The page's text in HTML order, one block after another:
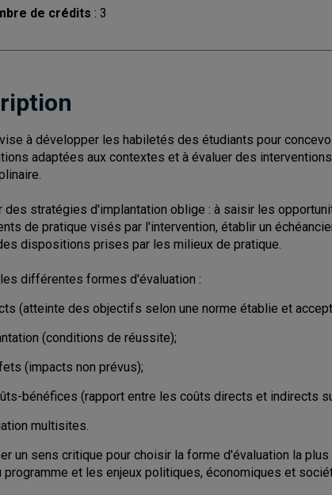
de crédits : 3
à développer les habiletés des étudiants pour
adaptées aux contextes et à évaluer des
des stratégies d'implantation oblige : à saisir les
de pratique visés par l'intervention, établir un
dispositions prises par les milieux de pratique.
différentes formes d'évaluation :
(atteinte des objectifs selon une norme établie et
(conditions de réussite);
(impacts non prévus);
bénéfices (rapport entre les coûts directs et indirects
multisites.
un sens critique pour choisir la forme d'évaluation la
programme et les enjeux politiques, économiques et